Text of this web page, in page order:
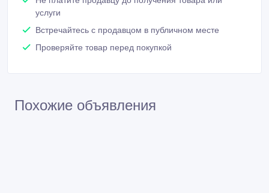
услуги
Встречайтесь с продавцом в публичном месте
Проверяйте товар перед покупкой
Похожие объявления